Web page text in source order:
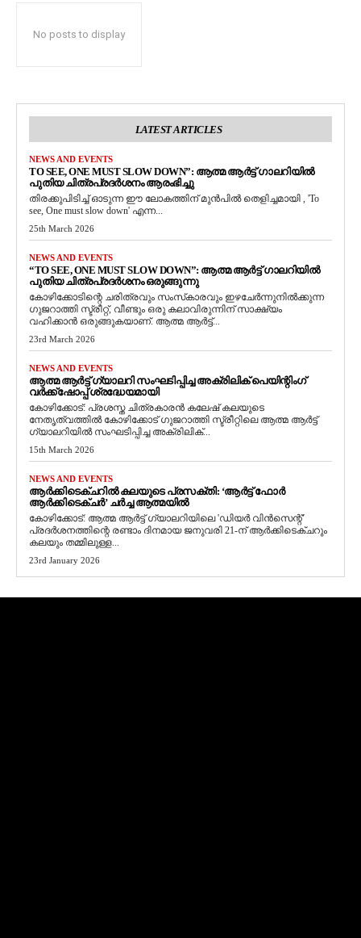
No posts to display
LATEST ARTICLES
NEWS AND EVENTS
TO SEE, ONE MUST SLOW DOWN”: ആത്മ ആർട്ട് ഗാലറിയിൽ
പുതിയ ചിത്രപ്രദർശനം ആരംഭിച്ചു
തിരക്കുപിടിച്ച് ഓടുന്ന ഈ ലോകത്തിന് മുൻപിൽ തെളിച്ചമായി , 'To
see, One must slow down' എന്ന...
25th March 2026
NEWS AND EVENTS
“TO SEE, ONE MUST SLOW DOWN”: ആത്മ ആർട്ട് ഗാലറിയിൽ
പുതിയ ചിത്രപ്രദർശനം ഒരുങ്ങുന്നു
കോഴിക്കോടിന്റെ ചരിത്രവും സംസ്‌കാരവും ഇഴചേർന്നുനിൽക്കുന്ന
ഗുജറാത്തി സ്ട്രീറ്റ്, വീണ്ടും ഒരു കലാവിരുന്നിന് സാക്ഷ്യം
വഹിക്കാൻ ഒരുങ്ങുകയാണ്. ആത്മ ആർട്ട്...
23rd March 2026
NEWS AND EVENTS
ആത്മ ആർട്ട് ഗ്യാലറി സംഘടിപ്പിച്ച അക്രിലിക് പെയിന്റിംഗ്
വർക്ക്‌ഷോപ്പ് ശ്രദ്ധേയമായി
കോഴിക്കോട്: പ്രശസ്ത ചിത്രകാരൻ കലേഷ് കലയുടെ
നേതൃത്വത്തിൽ കോഴിക്കോട് ഗുജറാത്തി സ്ട്രീറ്റിലെ ആത്മ ആർട്ട്
ഗ്യാലറിയിൽ സംഘടിപ്പിച്ച അക്രിലിക്...
15th March 2026
NEWS AND EVENTS
ആർക്കിടെക്ചറിൽ കലയുടെ പ്രസക്തി: ‘ആർട്ട് ഫോർ
ആർക്കിടെക്ചർ’ ചർച്ച ആത്മയിൽ
​കോഴിക്കോട്: ആത്മ ആർട്ട് ഗ്യാലറിയിലെ 'ഡിയർ വിൻസെന്റ്'
പ്രദർശനത്തിന്റെ രണ്ടാം ദിനമായ ജനുവരി 21-ന് ആർക്കിടെക്ചറും
കലയും തമ്മിലുള്ള...
23rd January 2026